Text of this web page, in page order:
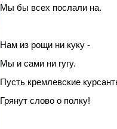
Мы бы всех послали на.
Нам из рощи ни куку -
Мы и сами ни гугу.
Пусть кремлевские
Грянут слово о полку!